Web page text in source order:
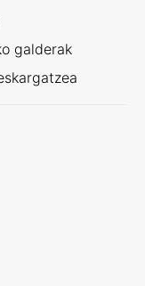
galderak